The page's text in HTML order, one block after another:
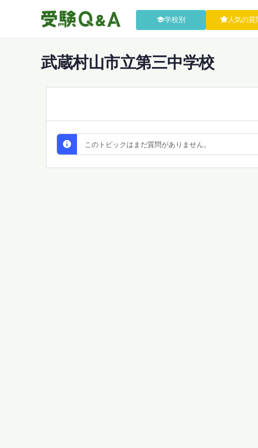
学校別 人気の質
武蔵村山市立第三中学校
このトピックはまだ質問がありません。